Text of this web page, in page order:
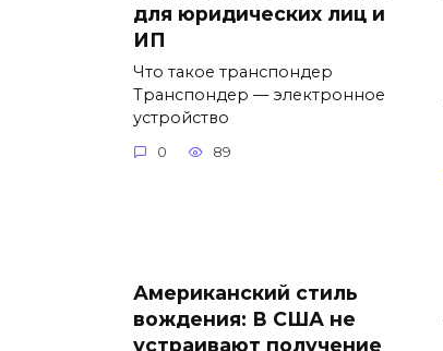
для юридических лиц и
ИП
Что такое транспондер
Транспондер — электронное
устройство
0 89
Американский стиль
вождения: В США не
устраивают получение